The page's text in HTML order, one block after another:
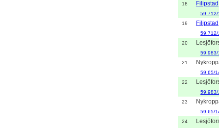
18
Filipstad
59.712/
19
Filipstad
59.712/
20
59.983/
21
59.65/
22
59.983/
23
59.65/
24